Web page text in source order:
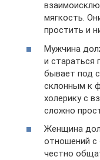
мягкость.
простить и
Мужчина
и стараться
бывает под
склонным к
холерику с
сложно
Женщина
отношений с
честно